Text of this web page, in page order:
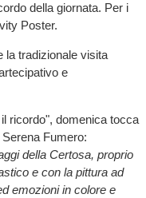
della giornata. Per i
Poster.
la tradizionale visita
e
ricordo", domenica tocca
Serena Fumero:
della Certosa, proprio
e con la pittura ad
emozioni in colore e